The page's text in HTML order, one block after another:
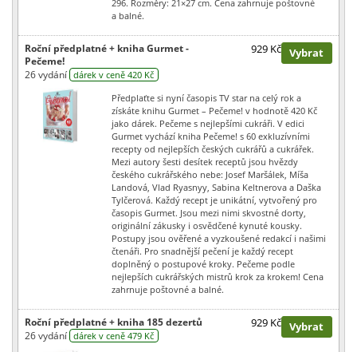
296. Rozměry: 21×27 cm. Cena zahrnuje poštovné
a balné.
Roční předplatné + kniha Gurmet -
Pečeme!
26 vydání dárek v ceně 420 Kč
929 Kč Vybrat
Předplaťte si nyní časopis TV star na celý rok a
získáte knihu Gurmet – Pečeme! v hodnotě 420 Kč
jako dárek. Pečeme s nejlepšími cukráři. V edici
Gurmet vychází kniha Pečeme! s 60 exkluzívními
recepty od nejlepších českých cukrářů a cukrářek.
Mezi autory šesti desítek receptů jsou hvězdy
českého cukrářského nebe: Josef Maršálek, Míša
Landová, Vlad Ryasnyy, Sabina Keltnerova a Daška
Tylčerová. Každý recept je unikátní, vytvořený pro
časopis Gurmet. Jsou mezi nimi skvostné dorty,
originální zákusky i osvědčené kynuté kousky.
Postupy jsou ověřené a vyzkoušené redakcí i našimi
čtenáři. Pro snadnější pečení je každý recept
doplněný o postupové kroky. Pečeme podle
nejlepších cukrářských mistrů krok za krokem! Cena
zahrnuje poštovné a balné.
Roční předplatné + kniha 185 dezertů
26 vydání dárek v ceně 479 Kč
929 Kč Vybrat